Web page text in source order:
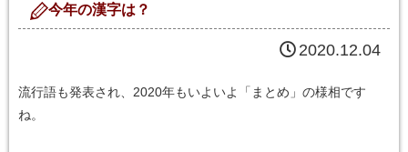
今年の漢字は？
2020.12.04
流行語も発表され、 2020年もいよいよ「まとめ」の様相です
ね。